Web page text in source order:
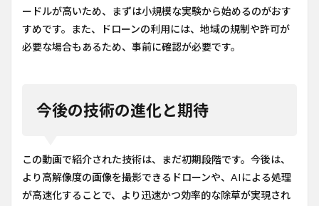
ードルが高いため、まずは小規模な実験から始めるのがおす
すめです。また、ドローンの利用には、地域の規制や許可が
必要な場合もあるため、事前に確認が必要です。
今後の技術の進化と期待
この動画で紹介された技術は、まだ初期段階です。今後は、
より高解像度の画像を撮影できるドローンや、AIによる処理
が高速化することで、より迅速かつ効率的な除草が実現され